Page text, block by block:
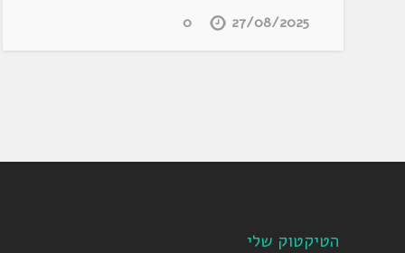
27/08/2025
0
הטיקטוק שלי